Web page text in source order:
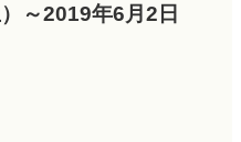
～2019年6月2日